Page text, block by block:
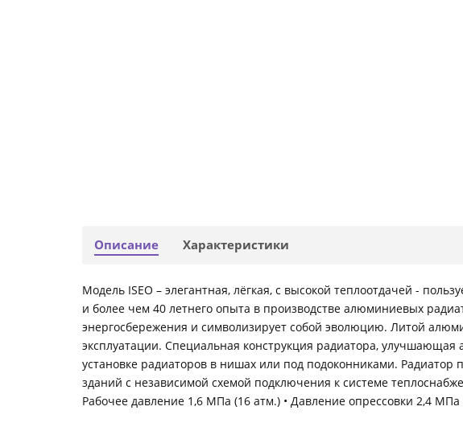
Описание Характеристики
Модель ISEO – элегантная, лёгкая, с высокой теплоотдачей -
и более чем 40 летнего опыта в производстве алюминиевых
энергосбережения и символизирует собой эволюцию. Литой
эксплуатации. Специальная конструкция радиатора,
установке радиаторов в нишах или под подоконниками.
зданий с независимой схемой подключения к системе
Рабочее давление 1,6 МПа (16 атм.) • Давление опрессовки 2,4